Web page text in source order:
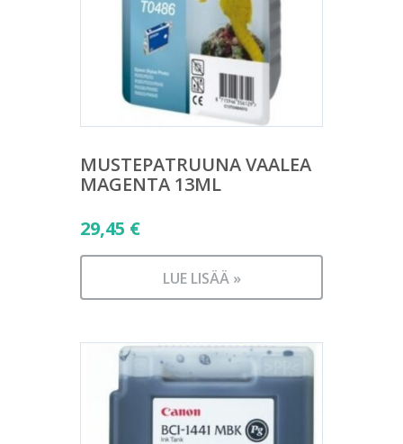
MUSTEPATRUUNA VAALEA
MAGENTA 13ML
29,45 €
LUE LISÄÄ »